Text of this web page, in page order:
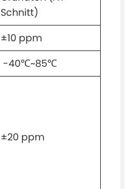
Schnitt)
±10 ppm
-40℃~85℃
±20 ppm